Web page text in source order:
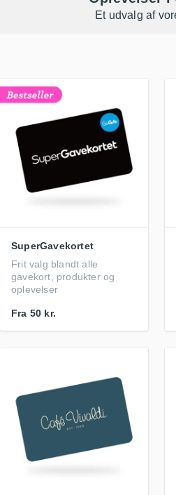
Et udvalg af
SuperGavekortet
Frit valg blandt alle
gavekort, produkter og
oplevelser
Fra 50 kr.